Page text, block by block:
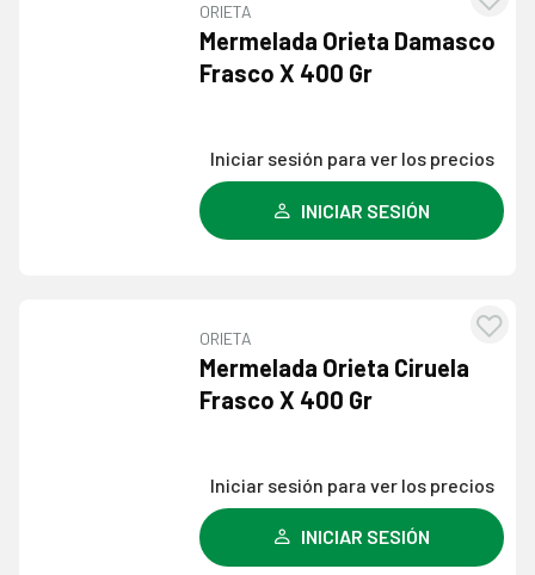
ORIETA
Mermelada Orieta Damasco
Frasco X 400 Gr
Iniciar sesión para ver los precios
INICIAR SESIÓN
ORIETA
Mermelada Orieta Ciruela
Frasco X 400 Gr
Iniciar sesión para ver los precios
INICIAR SESIÓN